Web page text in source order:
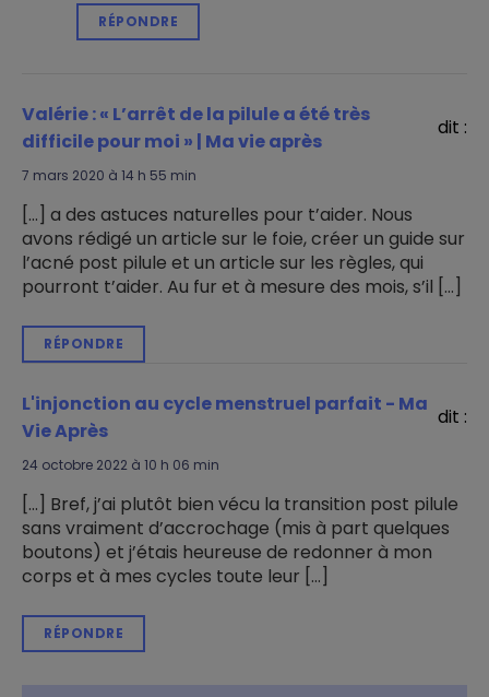
RÉPONDRE
Valérie : « L’arrêt de la pilule a été très
difficile pour moi » | Ma vie après
dit :
7 mars 2020 à 14 h 55 min
[…] a des astuces naturelles pour t’aider. Nous
avons rédigé un article sur le foie, créer un guide sur
l’acné post pilule et un article sur les règles, qui
pourront t’aider. Au fur et à mesure des mois, s’il […]
RÉPONDRE
L'injonction au cycle menstruel parfait - Ma
Vie Après
dit :
24 octobre 2022 à 10 h 06 min
[…] Bref, j’ai plutôt bien vécu la transition post pilule
sans vraiment d’accrochage (mis à part quelques
boutons) et j’étais heureuse de redonner à mon
corps et à mes cycles toute leur […]
RÉPONDRE